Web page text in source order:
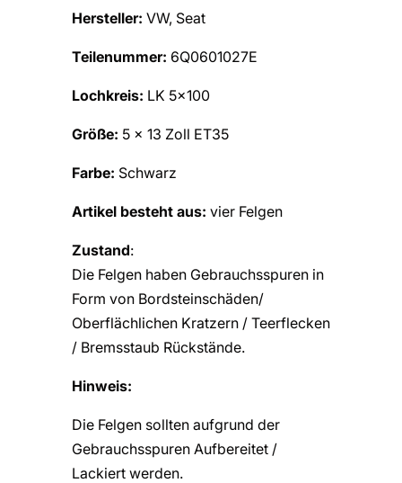
Hersteller: VW, Seat
Teilenummer: 6Q0601027E
Lochkreis: LK 5×100
Größe: 5 x 13 Zoll ET35
Farbe: Schwarz
Artikel besteht aus: vier Felgen
Zustand:
Die Felgen haben Gebrauchsspuren in
Form von Bordsteinschäden/
Oberflächlichen Kratzern / Teerflecken
/ Bremsstaub Rückstände.
Hinweis:
Die Felgen sollten aufgrund der
Gebrauchsspuren Aufbereitet /
Lackiert werden.